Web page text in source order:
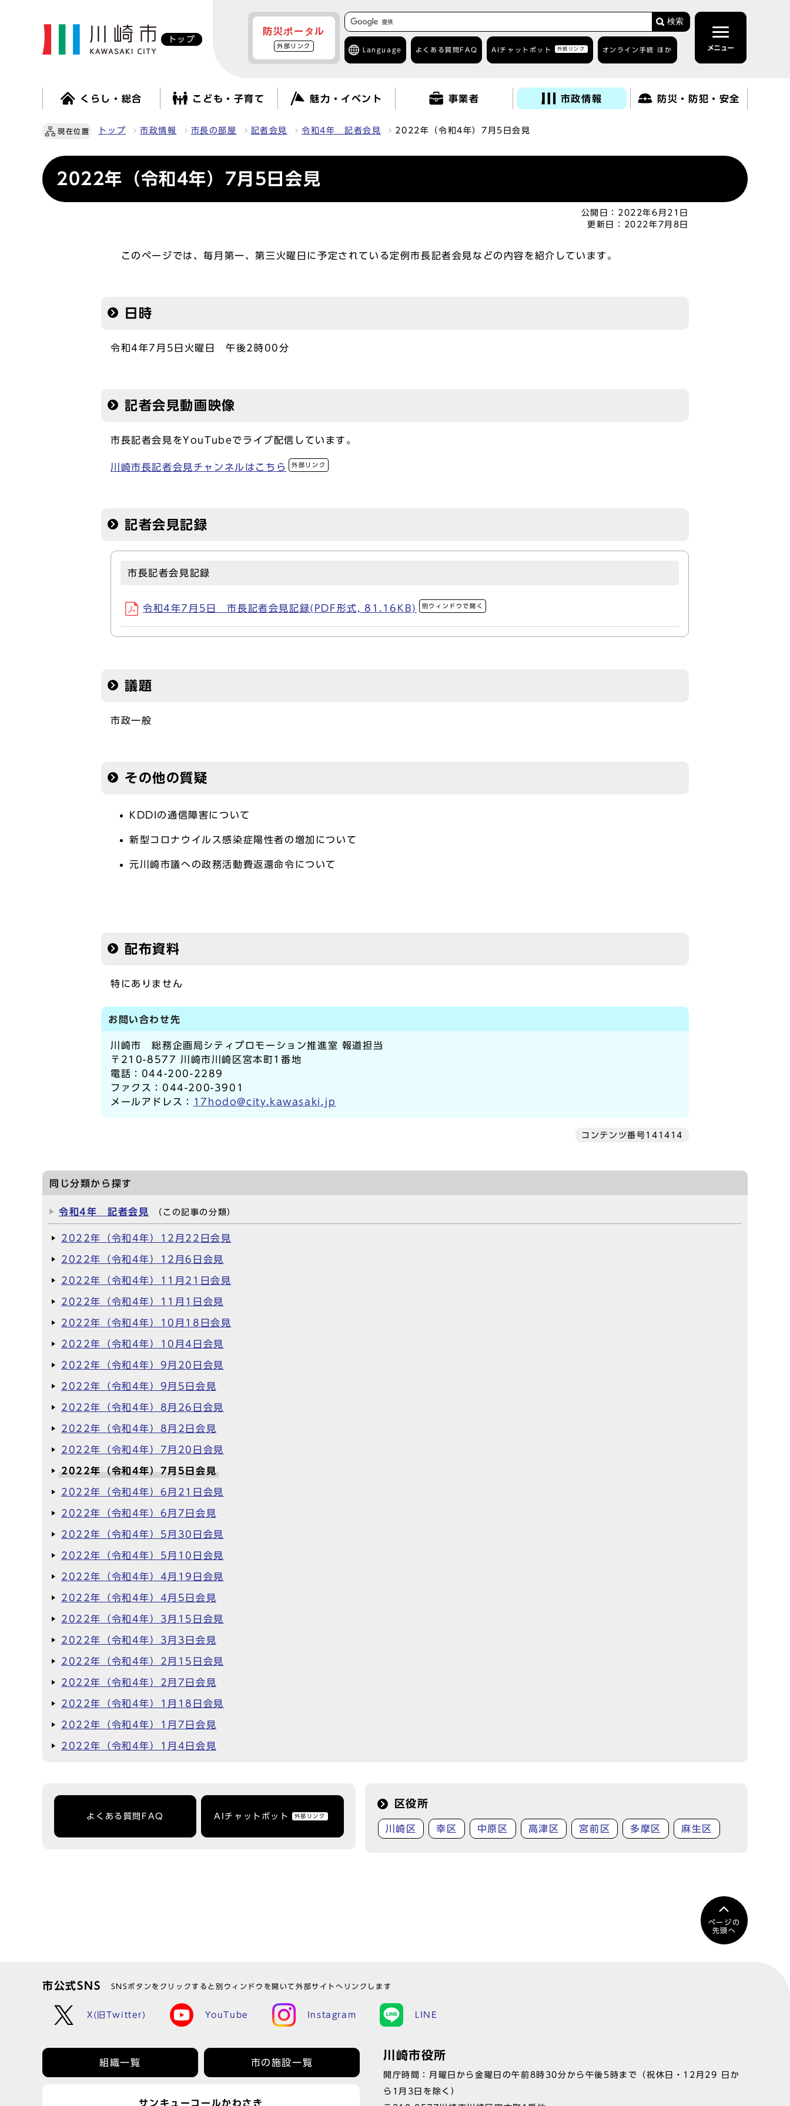
トップ
防災ポータル
外部リンク
検索
Language よくある質問 FAQ AIチャットボット 外部リンク オンライン手続 ほか メニュー
くらし・総合 こども・子育て 魅力・イベント 事業者 市政情報 防災・防犯・安全
現在位置 トップ 市政情報 市長の部屋 記者会見 令和4年 記者会見 2022年（令和4年）7月5日会見
2022年（令和4年）7月5日会見
公開日： 2022年6月21日
更新日：
2022年7月8日
このページでは、毎月第一、第三火曜日に予定されている定例市長記者会見などの内容を紹介しています。
日時
令和4年7月5日火曜日 午後2時00分
記者会見動画映像
市長記者会見をYouTubeでライブ配信しています。
川崎市長記者会見チャンネルはこちら 外部リンク
記者会見記録
市長記者会見記録
令和4年7月5日 市長記者会見記録(PDF形式, 81.16KB) 別ウィンドウで開く
議題
市政一般
その他の質疑
KDDIの通信障害について
新型コロナウイルス感染症陽性者の増加について
元川崎市議への政務活動費返還命令について
配布資料
特にありません
お問い合わせ先
川崎市 総務企画局シティプロモーション推進室 報道担当
〒210-8577 川崎市川崎区宮本町1番地
電話：044-200-2289
ファクス：044-200-3901
メールアドレス：
17hodo@city.kawasaki.jp
コンテンツ番号141414
同じ分類から探す
令和4年 記者会見 （この記事の分類）
2022年（令和4年）12月22日会見
2022年（令和4年）12月6日会見
2022年（令和4年）11月21日会見
2022年（令和4年）11月1日会見
2022年（令和4年）10月18日会見
2022年（令和4年）10月4日会見
2022年（令和4年）9月20日会見
2022年（令和4年）9月5日会見
2022年（令和4年）8月26日会見
2022年（令和4年）8月2日会見
2022年（令和4年）7月20日会見
2022年（令和4年）7月5日会見
2022年（令和4年）6月21日会見
2022年（令和4年）6月7日会見
2022年（令和4年）5月30日会見
2022年（令和4年）5月10日会見
2022年（令和4年）4月19日会見
2022年（令和4年）4月5日会見
2022年（令和4年）3月15日会見
2022年（令和4年）3月3日会見
2022年（令和4年）2月15日会見
2022年（令和4年）2月7日会見
2022年（令和4年）1月18日会見
2022年（令和4年）1月7日会見
2022年（令和4年）1月4日会見
よくある質問FAQ AIチャットボット 外部リンク
区役所
川崎区 幸区 中原区 高津区 宮前区 多摩区 麻生区
ページの
先頭へ
市公式SNS SNSボタンをクリックすると別ウィンドウを開いて外部サイトへリンクします
X(旧Twitter) YouTube Instagram LINE
組織一覧 市の施設一覧
サンキューコールかわさき
川崎市役所
開庁時間：月曜日から金曜日の午前8時30分から午後5時まで（祝休日・12月29 日か
ら1月3日を除く）